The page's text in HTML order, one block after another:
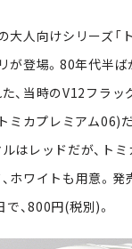
大人向けシリーズ「
が登場。80年代半
、当時のV12フラッ
ミカプレミアム06)
はレッドだが、ト
ホワイトも用意。発
、800円(税別)。